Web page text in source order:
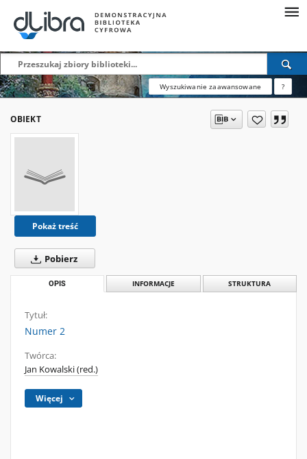
Wyszukiwanie zaawansowane ?
OBIEKT
Pokaż treść
Pobierz
OPIS INFORMACJE STRUKTURA
Tytuł:
Numer 2
Twórca:
Jan Kowalski (red.)
Więcej